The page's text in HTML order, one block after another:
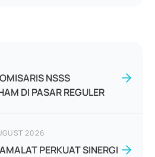
NSSS
DI PASAR REGULER
2026
PERKUAT SINERGI